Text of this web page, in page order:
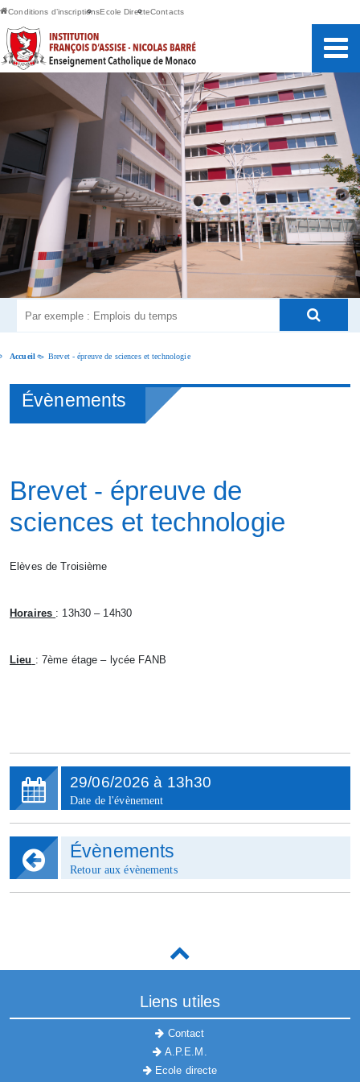
Conditions d’inscriptionsEcole DirecteContacts
Accueil > Brevet - épreuve de sciences et technologie
Évènements
Brevet - épreuve de
sciences et technologie
Elèves de Troisième
Horaires : 13h30 – 14h30
Lieu : 7ème étage – lycée FANB
29/06/2026 à 13h30
Date de l'évènement
Évènements
Retour aux évènements
Liens utiles
Contact
A.P.E.M.
Ecole directe